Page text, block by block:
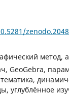
метод,
GeoGebra,
углублённое